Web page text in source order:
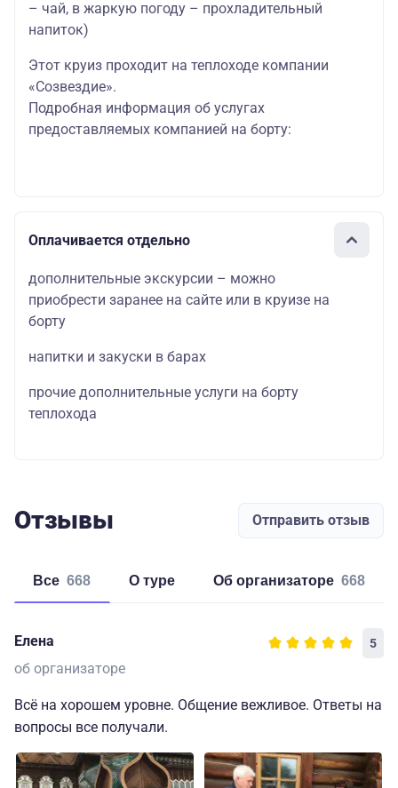
– чай, в жаркую погоду – прохладительный
напиток)
Этот круиз проходит на теплоходе компании
«Созвездие».
Подробная информация об услугах
предоставляемых компанией на борту:
Оплачивается отдельно
дополнительные экскурсии – можно
приобрести заранее на сайте или в круизе на
борту
напитки и закуски в барах
прочие дополнительные услуги на борту
теплохода
Отзывы Отправить отзыв
Все 668 о туре об организаторе 668
Елена 5
об организаторе
Всё на хорошем уровне. Общение вежливое. Ответы на
вопросы все получали.